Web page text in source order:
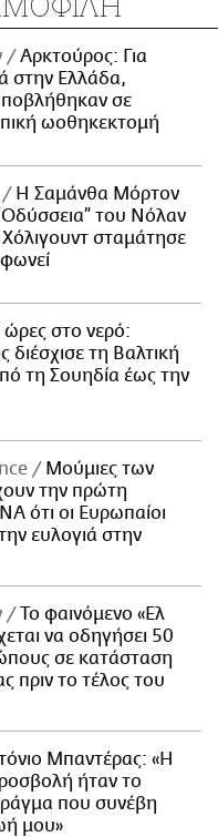
Αρκτούρος: Για
στην Ελλάδα,
σε
ωοθηκεκτομή
Η Σαμάνθα Μόρτον
του Νόλαν
Χόλιγουντ σταμάτησε
στο νερό:
διέσχισε τη Βαλτική
τη Σουηδία έως την
Μούμιες των
την πρώτη
ότι οι Ευρωπαίοι
ευλογιά στην
Το φαινόμενο «Ελ
να οδηγήσει 50
σε κατάσταση
πριν το τέλος του
Μπαντέρας: «Η
ήταν το
που συνέβη
μου»